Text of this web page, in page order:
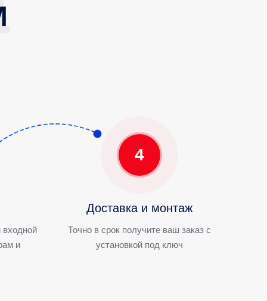
входной
и
4
Доставка и монтаж
Точно в срок получите ваш заказ с
установкой под ключ